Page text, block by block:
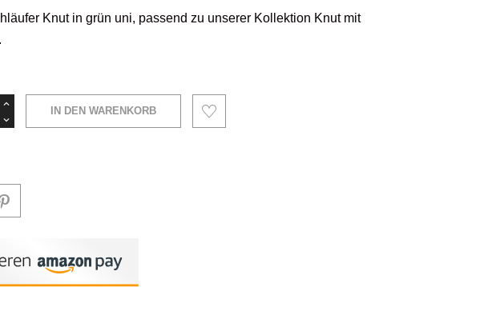
Knut in grün uni, passend zu unserer Kollektion Knut mit
IN DEN WARENKORB